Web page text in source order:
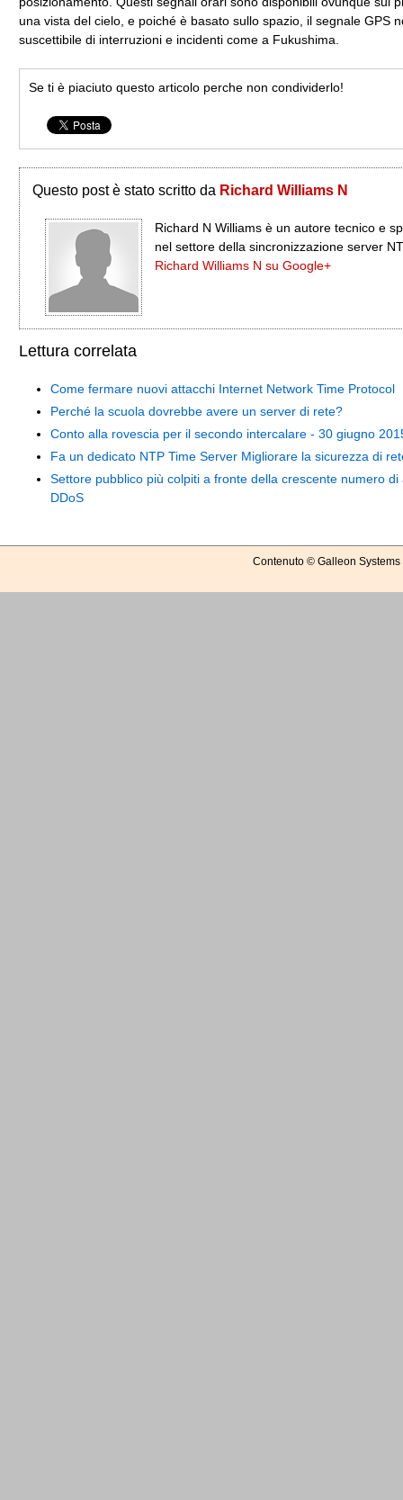
una vista del cielo, e poiché è basato sullo spazio, il segnale GPS
suscettibile di interruzioni e incidenti come a Fukushima.
Se ti è piaciuto questo articolo perche non condividerlo!
Questo post è stato scritto da Richard Williams N
Richard N Williams è un autore tecnico e
nel settore della sincronizzazione server
Richard Williams N su Google+
Lettura correlata
Come fermare nuovi attacchi Internet Network Time Protocol
Perché la scuola dovrebbe avere un server di rete?
Conto alla rovescia per il secondo intercalare - 30 giugno
Fa un dedicato NTP Time Server Migliorare la sicurezza di
Settore pubblico più colpiti a fronte della crescente numero di
DDoS
Contenuto © Galleon Systems